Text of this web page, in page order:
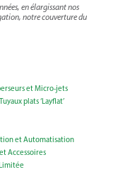
en élargissant nos
notre couverture du
et Micro-jets
plats ‘Layflat’
et Automatisation
Accessoires